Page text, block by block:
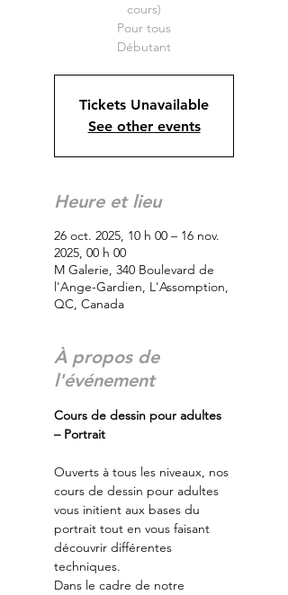
cours)
Pour tous
Débutant
Tickets Unavailable
See other events
Heure et lieu
26 oct. 2025, 10 h 00 – 16 nov.
2025, 00 h 00
M Galerie, 340 Boulevard de
l'Ange-Gardien, L'Assomption,
QC, Canada
À propos de
l'événement
Cours de dessin pour adultes
– Portrait
Ouverts à tous les niveaux, nos
cours de dessin pour adultes
vous initient aux bases du
portrait tout en vous faisant
découvrir différentes
techniques.
Dans le cadre de notre